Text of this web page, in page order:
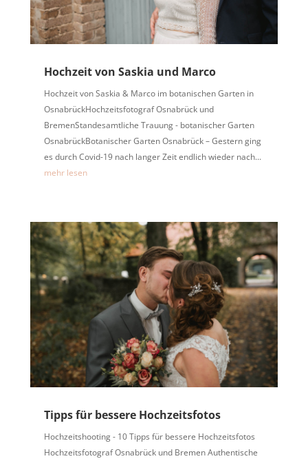
Hochzeit von Saskia und Marco
Hochzeit von Saskia & Marco im botanischen Garten in
OsnabrückHochzeitsfotograf Osnabrück und
BremenStandesamtliche Trauung - botanischer Garten
OsnabrückBotanischer Garten Osnabrück – Gestern ging
es durch Covid-19 nach langer Zeit endlich wieder nach...
mehr lesen
Tipps für bessere Hochzeitsfotos
Hochzeitshooting - 10 Tipps für bessere Hochzeitsfotos
Hochzeitsfotograf Osnabrück und Bremen Authentische